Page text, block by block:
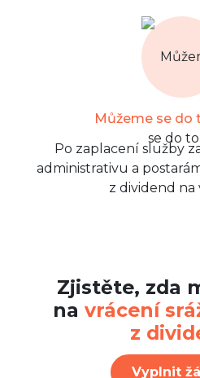
Můžeme se do
Po zaplacení služby
administrativu a
z dividend na
Zjistěte, zda
na vrácení
z
Vyplnit